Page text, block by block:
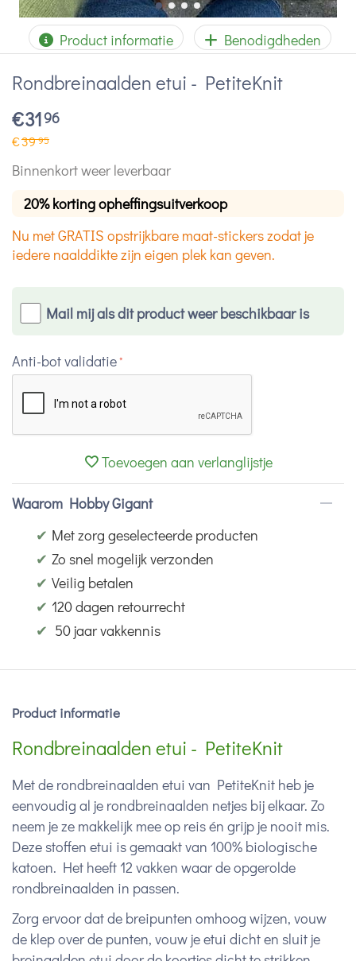
Product informatie Benodigdheden
Rondbreinaalden etui - PetiteKnit
€3196
€3995
Binnenkort weer leverbaar
20% korting opheffingsuitverkoop
Nu met GRATIS opstrijkbare maat-stickers zodat je
iedere naalddikte zijn eigen plek kan geven.
Mail mij als dit product weer beschikbaar is
Anti-bot validatie
Toevoegen aan verlanglijstje
Waarom Hobby Gigant
✔ Met zorg geselecteerde producten
✔ Zo snel mogelijk verzonden
✔ Veilig betalen
✔ 120 dagen retourrecht
✔ 50 jaar vakkennis
Product informatie
Rondbreinaalden etui - PetiteKnit
Met de rondbreinaalden etui van PetiteKnit heb je
eenvoudig al je rondbreinaalden netjes bij elkaar. Zo
neem je ze makkelijk mee op reis én grijp je nooit mis.
Deze stoffen etui is gemaakt van 100% biologische
katoen. Het heeft 12 vakken waar de opgerolde
rondbreinaalden in passen.
Zorg ervoor dat de breipunten omhoog wijzen, vouw
de klep over de punten, vouw je etui dicht en sluit je